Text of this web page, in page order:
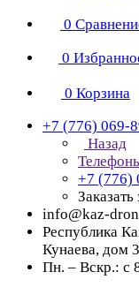
0
0
0 Корзина
+7 (776) 069-
Назад
+7 (776)
Заказать
info@kaz-
Республика
Кунаева, дом
Пн. – Вскр.: с